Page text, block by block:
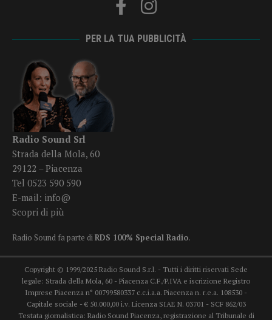
PER LA TUA PUBBLICITÀ
Radio Sound Srl
Strada della Mola, 60
29122 – Piacenza
Tel 0523 590 590
E-mail: info@
Scopri di più
Radio Sound fa parte diRDS 100% Special Radio.
Copyright © 1999/2025 Radio Sound S.r.l. - Tutti i diritti riservati Sede
legale: Strada della Mola, 60 - Piacenza C.F./P.IVA e iscrizione Registro
Imprese Piacenza n° 00799580337 c.c.i.a.a. Piacenza n. r.e.a. 108530 -
Capitale sociale - € 50.000,00 i.v. Licenza SIAE N. 03701 - SCF 862/03
Testata giornalistica: Radio Sound Piacenza, registrazione al Tribunale di